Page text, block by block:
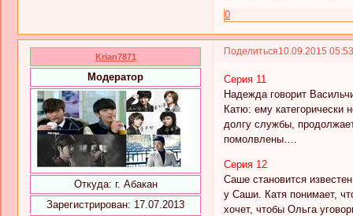
0
Поделиться10.09.2015
Krian7871
Модератор
Откуда: г. Абакан
Зарегистрирован: 17.07.2013
Серия 11
Надежда говорит
Катю: ему категорически
долгу службы,
помолвлены….
Серия 12
Саше становится
у Саши. Катя понимает,
хочет, чтобы Ольга